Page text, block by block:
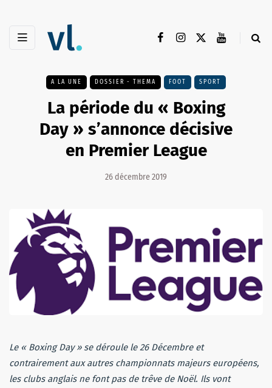
A LA UNE DOSSIER - THEMA FOOT SPORT
La période du « Boxing
Day » s’annonce décisive
en Premier League
26 décembre 2019
Le « Boxing Day » se déroule le 26 Décembre et
contrairement aux autres championnats majeurs européens,
les clubs anglais ne font pas de trêve de Noël. Ils vont